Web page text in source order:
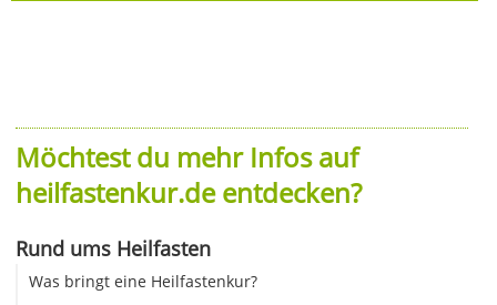
Möchtest du mehr Infos auf
heilfastenkur.de entdecken?
Rund ums Heilfasten
Was bringt eine Heilfastenkur?